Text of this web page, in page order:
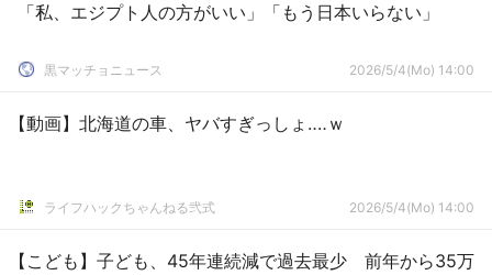
「私、エジプト人の方がいい」「もう日本いらない」
黒マッチョニュース 2026/5/4(Mo) 14:00
【動画】北海道の車、ヤバすぎっしょ‥‥ｗ
ライフハックちゃんねる弐式 2026/5/4(Mo) 14:00
【こども】子ども、45年連続減で過去最少 前年から35万